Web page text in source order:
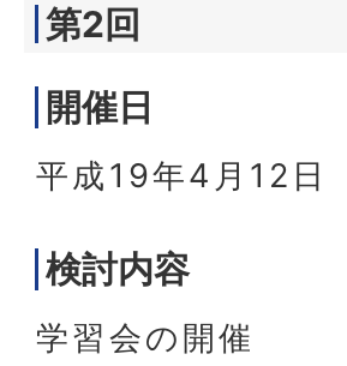
第2回
開催日
平成19年4月12日
検討内容
学習会の開催